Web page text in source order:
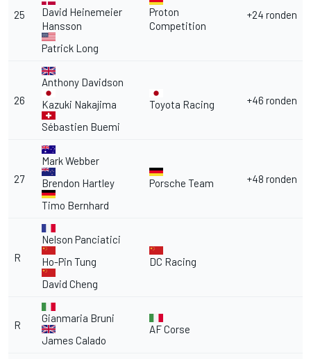
25
David Heinemeier
Hansson
Patrick Long
Proton
Competition
+24 ronden
26
Anthony Davidson
Kazuki Nakajima
Sébastien Buemi
Toyota Racing +46 ronden
27
Mark Webber
Brendon Hartley
Timo Bernhard
Porsche Team +48 ronden
R
Nelson Panciatici
Ho-Pin Tung
David Cheng
DC Racing
R
Gianmaria Bruni
James Calado
AF Corse